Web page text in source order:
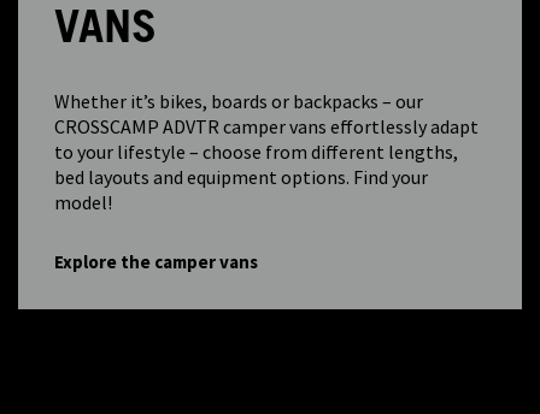
VANS
Whether it’s bikes, boards or backpacks – our
CROSSCAMP ADVTR camper vans effortlessly adapt
to your lifestyle – choose from different lengths,
bed layouts and equipment options. Find your
model!
Explore the camper vans